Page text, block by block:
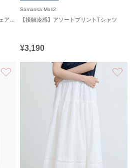
Samansa Mos2
【接触冷感】アソートプリントTシャツ
¥3,190